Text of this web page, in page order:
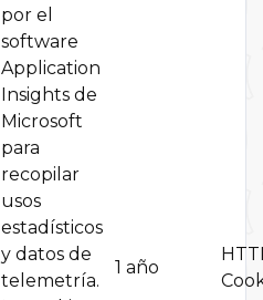
por el
software
Application
Insights de
Microsoft
para
recopilar
usos
estadísticos
y datos de
telemetría.
1 año